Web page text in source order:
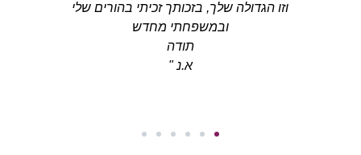
וזו הגדולה שלך, בזכותך זכיתי בהורים שלי
ובמשפחתי מחדש